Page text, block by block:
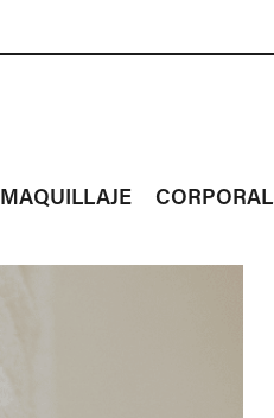
MAQUILLAJE CORPORAL